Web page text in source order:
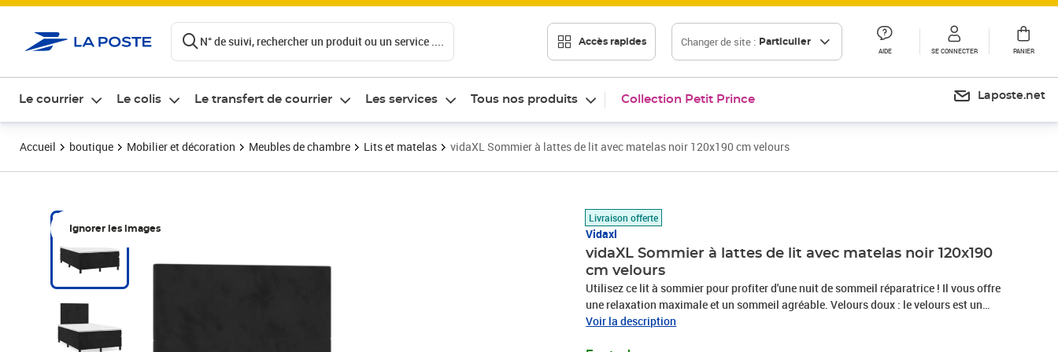
N° de suivi, rechercher un produit ou un service .... Accès rapides Changer de site : Particulier
AIDE SE CONNECTER PANIER
Le courrier Le colis Le transfert de courrier Les services Tous nos produits Collection Petit Prince Laposte.net
Accueil boutique Mobilier et décoration Meubles de chambre Lits et matelas vidaXL Sommier à lattes de lit avec matelas noir 120x190 cm velours
Ignorer les images
Livraison offerte
Vidaxl
vidaXL Sommier à lattes de lit avec matelas noir 120x190
cm velours
Utilisez ce lit à sommier pour profiter d'une nuit de sommeil réparatrice ! Il vous offre
une relaxation maximale et un sommeil agréable. Velours doux : le velours est un
tissu doux et luxueux qui se reconnaît à son tas dense de fibres uniformément
Voir la description
Prix 409,89€